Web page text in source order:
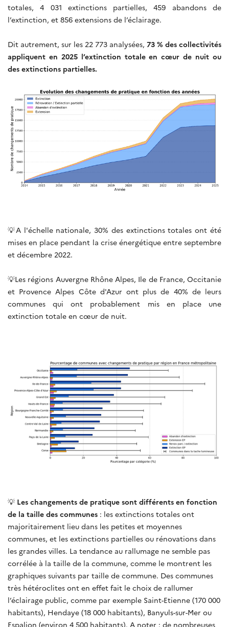
totales, 4 031 extinctions partielles, 459 abandons de
l’extinction, et 856 extensions de l’éclairage.
Dit autrement, sur les 22 773 analysées, 73 % des collectivités
appliquent en 2025 l’extinction totale en cœur de nuit ou
des extinctions partielles.
💡A l'échelle nationale, 30% des extinctions totales ont été
mises en place pendant la crise énergétique entre septembre
et décembre 2022.
💡Les régions Auvergne Rhône Alpes, Ile de France, Occitanie
et Provence Alpes Côte d'Azur ont plus de 40% de leurs
communes qui ont probablement mis en place une
extinction totale en cœur de nuit.
💡 Les changements de pratique sont différents en fonction
de la taille des communes : les extinctions totales ont
majoritairement lieu dans les petites et moyennes
communes, et les extinctions partielles ou rénovations dans
les grandes villes. La tendance au rallumage ne semble pas
corrélée à la taille de la commune, comme le montrent les
graphiques suivants par taille de commune. Des communes
très hétéroclites ont en effet fait le choix de rallumer
l’éclairage public, comme par exemple Saint-Etienne (170 000
habitants), Hendaye (18 000 habitants), Banyuls-sur-Mer ou
Espalion (environ 4 500 habitants). A noter : de nombreuses